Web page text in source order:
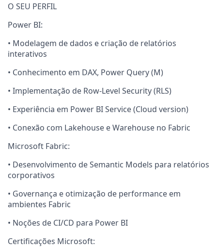
O SEU PERFIL
Power BI:
• Modelagem de dados e criação de relatórios
interativos
• Conhecimento em DAX, Power Query (M)
• Implementação de Row-Level Security (RLS)
• Experiência em Power BI Service (Cloud version)
• Conexão com Lakehouse e Warehouse no Fabric
Microsoft Fabric:
• Desenvolvimento de Semantic Models para relatórios
corporativos
• Governança e otimização de performance em
ambientes Fabric
• Noções de CI/CD para Power BI
Certificações Microsoft: